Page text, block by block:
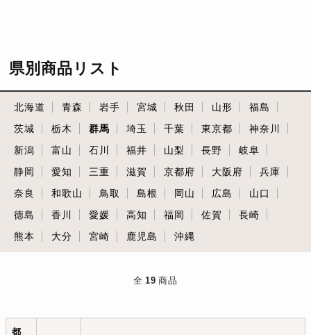
県別商品リスト
北海道 青森 岩手 宮城 秋田 山形
福島
茨城
栃木 群馬 埼玉 千葉 東京都
神奈川
新潟
富山 石川 福井 山梨 長野
岐阜
静岡
愛知 三重 滋賀 京都府 大阪府
兵庫
奈良
和歌山 鳥取 島根 岡山 広島
山口
徳島
香川 愛媛 高知 福岡 佐賀
長崎
熊本
大分 宮崎 鹿児島 沖縄
全 19 商品
都